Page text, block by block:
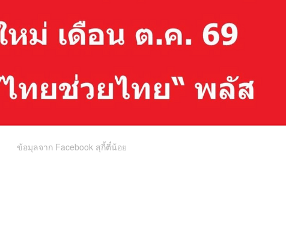
ข้อมุลจาก Facebook สุกี้ตี๋น้อย